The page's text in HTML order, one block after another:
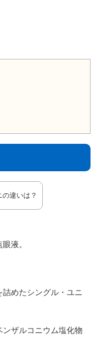
違いは？
液。
めたシングル・ユニ
ザルコニウム塩化物